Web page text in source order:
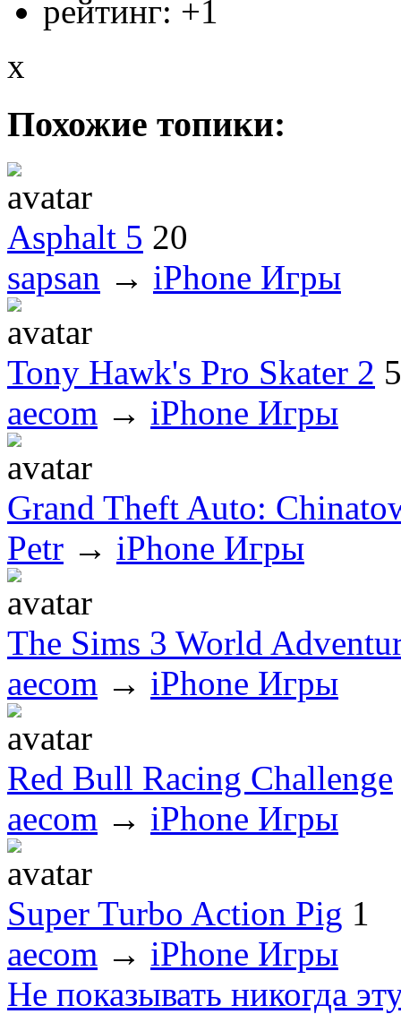
рейтинг: +1
x
Похожие топики:
Asphalt 5 20
sapsan → iPhone Игры
Tony Hawk's Pro Skater 2 5
aecom → iPhone Игры
Grand Theft Auto:
Petr → iPhone Игры
The Sims 3 World
aecom → iPhone Игры
Red Bull Racing Challenge
aecom → iPhone Игры
Super Turbo Action Pig 1
aecom → iPhone Игры
Не показывать никогда